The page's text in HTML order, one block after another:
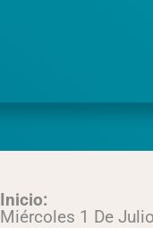
Inicio:
Miércoles 1 De Julio